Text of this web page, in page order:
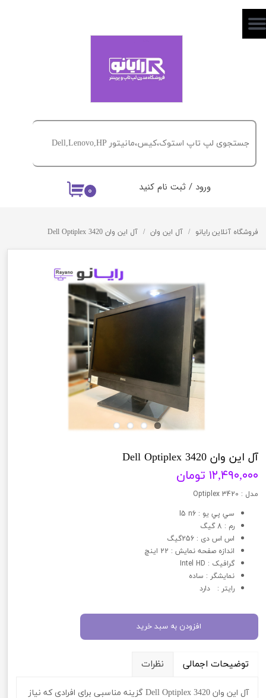
۰ ورود / ثبت نام کنید
حساب کاربری من
خروج از حساب کاربری
فروشگاه آنلاین رایانو آل این وان آل این وان Dell Optiplex 3420
آل این وان Dell Optiplex 3420
۱۲,۴۹۰,۰۰۰ تومان
مدل : Optiplex 3420
سي پي يو : I5 n6
رم : 8 گیگ
اس اس دی : 256گیگ
اندازه صفحه نمایش : 22 اینچ
گرافیک : Intel HD
نمایشگر : ساده
رایتر : دارد
افزودن به سبد خرید
توضیحات اجمالی نظرات
آل این وان Dell Optiplex 3420 گزینه مناسبی برای افرادی که نیاز